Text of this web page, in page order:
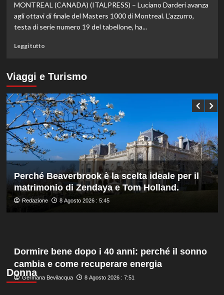
di
Mancini:
Bollini
manager,
Bonucci
i
collaboratori
MONTREAL (CANADA) (ITALPRESS) – Luciano Darderi avanza
agli ottavi di finale del Masters 1000 di Montreal. L’azzurro,
testa di serie numero 19 del tabellone, ha...
Leggi tuttoLeggi
su
Darderi
agli
ottavi
del
Masters
1000
di
Montreal,
Shang
in
tre
set
Viaggi e Turismo
Perché Beaverbrook è la scelta ideale per il
matrimonio di Zendaya e Tom Holland.
Redazione 8 Agosto 2026 : 5:45
Donna
Dormire bene dopo i 40 anni: perché il sonno
cambia e come recuperare energia
Germana Bevilacqua 8 Agosto 2026 : 7:51